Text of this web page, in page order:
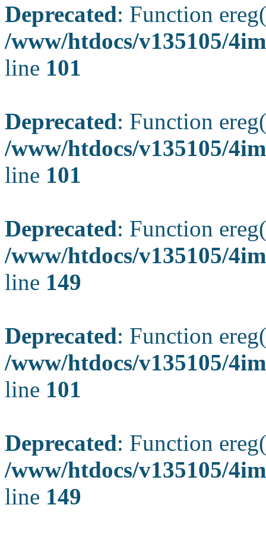
Deprecated: Function
/www/htdocs/v135105/
line 101
Deprecated: Function
/www/htdocs/v135105/
line 101
Deprecated: Function
/www/htdocs/v135105/
line 149
Deprecated: Function
/www/htdocs/v135105/
line 101
Deprecated: Function
/www/htdocs/v135105/
line 149